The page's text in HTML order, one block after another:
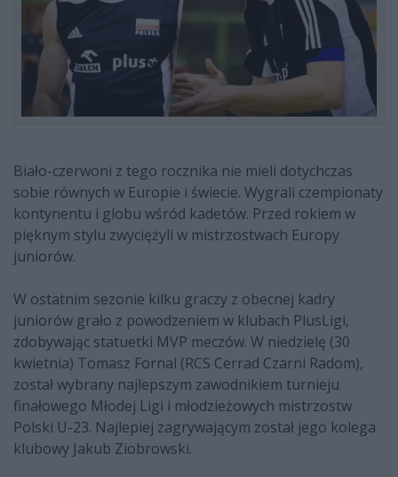
Biało-czerwoni z tego rocznika nie mieli dotychczas
sobie równych w Europie i świecie. Wygrali czempionaty
kontynentu i globu wśród kadetów. Przed rokiem w
pięknym stylu zwyciężyli w mistrzostwach Europy
juniorów.
W ostatnim sezonie kilku graczy z obecnej kadry
juniorów grało z powodzeniem w klubach PlusLigi,
zdobywając statuetki MVP meczów. W niedzielę (30
kwietnia) Tomasz Fornal (RCS Cerrad Czarni Radom),
został wybrany najlepszym zawodnikiem turnieju
finałowego Młodej Ligi i młodzieżowych mistrzostw
Polski U-23. Najlepiej zagrywającym został jego kolega
klubowy Jakub Ziobrowski.